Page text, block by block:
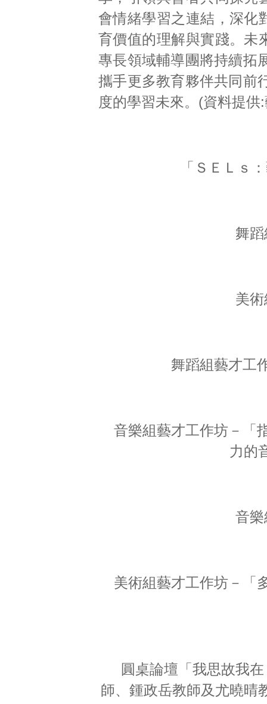
會情緒學習之連結，深化
育價值的理解與實踐。未
專長領域輔導團將持續拓
攜手更多教育夥伴共同前
度的學習未來。(資料提
「ＳＥＬｓ
舞
美
舞蹈組藝才工
音樂組藝才工作坊－「
力的
音
美術組藝才工作坊－「
圓桌論壇「我思故我
師、鍾政岳教師及尤曉晴